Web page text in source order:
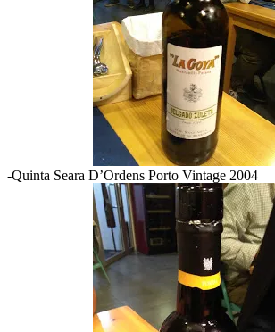
-Quinta Seara D’Ordens Porto Vintage 2004